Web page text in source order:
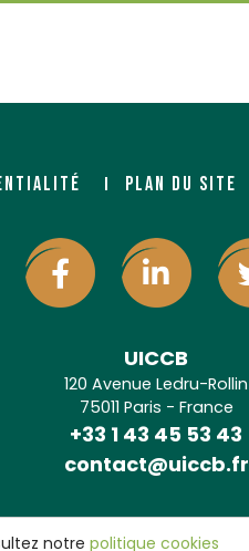
PLAN DU SITE
UICCB
120 Avenue Ledru-Rollin
75011 Paris - France
+33 1 43 45 53 43
contact@uiccb.fr
notre politique cookies